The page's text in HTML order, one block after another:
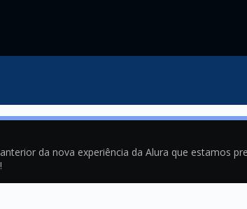
da nova experiência da Alura que estamos